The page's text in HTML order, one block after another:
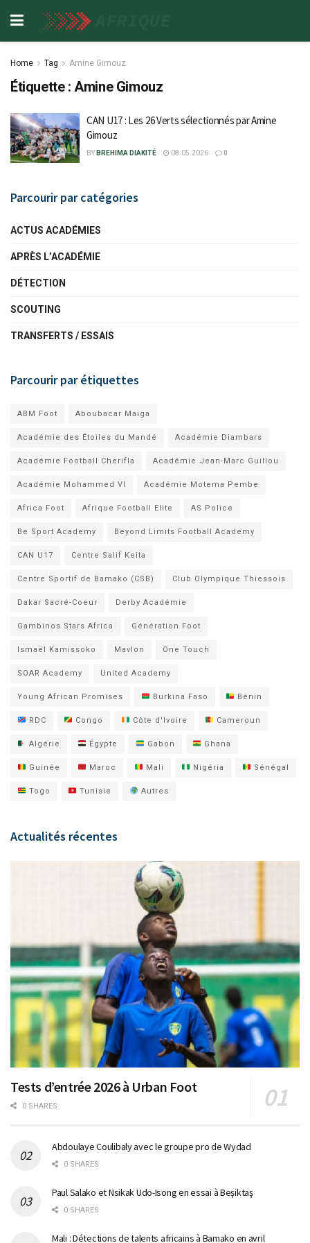
Home Tag Amine Gimouz
Étiquette :Amine Gimouz
CAN U17 : Les 26 Verts sélectionnés par Amine
Gimouz
BY BREHIMA DIAKITÉ 08.05.2026 0
Parcourir par catégories
ACTUS ACADÉMIES
APRÈS L’ACADÉMIE
DÉTECTION
SCOUTING
TRANSFERTS / ESSAIS
Parcourir par étiquettes
ABM Foot Aboubacar Maiga
Académie des Étoiles du Mandé Académie Diambars
Académie Football Cherifla Académie Jean-Marc Guillou
Académie Mohammed VI Académie Motema Pembe
Africa Foot Afrique Football Elite AS Police
Be Sport Academy Beyond Limits Football Academy
CAN U17 Centre Salif Keita
Centre Sportif de Bamako (CSB) Club Olympique Thiessois
Dakar Sacré-Coeur Derby Académie
Gambinos Stars Africa Génération Foot
Ismaël Kamissoko Mavlon One Touch
SOAR Academy United Academy
Young African Promises Burkina Faso Bénin
RDC Congo Côte d'Ivoire Cameroun
Algérie Égypte Gabon Ghana
Guinée Maroc Mali Nigéria Sénégal
Togo Tunisie Autres
Actualités récentes
Tests d’entrée 2026 à Urban Foot
0 SHARES
Abdoulaye Coulibaly avec le groupe pro de Wydad
0 SHARES
Paul Salako et Nsikak Udo-Isong en essai à Beşiktaş
0 SHARES
Mali : Détections de talents africains à Bamako en avril